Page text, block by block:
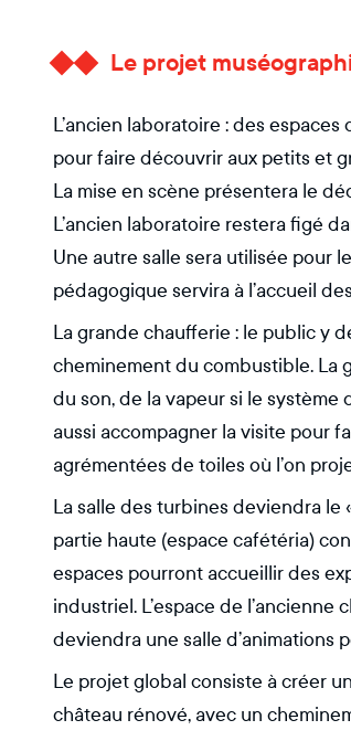
Le projet
L’ancien laboratoire : des
pour faire découvrir aux petits et
La mise en scène présentera le
L’ancien laboratoire restera figé
Une autre salle sera utilisée pour
pédagogique servira à l’accueil
La grande chaufferie : le public y
cheminement du combustible. La
du son, de la vapeur si le
aussi accompagner la visite pour
agrémentées de toiles où l’on
La salle des turbines deviendra le
partie haute (espace cafétéria)
espaces pourront accueillir des
industriel. L’espace de
deviendra une salle d’animations
Le projet global consiste à créer
château rénové, avec un